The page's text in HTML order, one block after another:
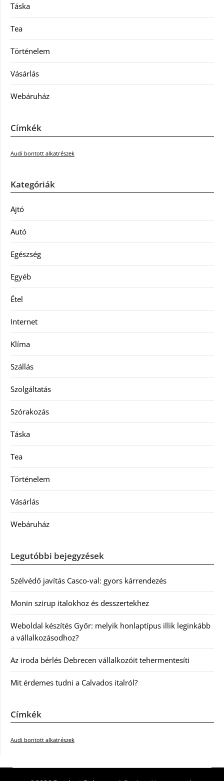
Táska
Tea
Történelem
Vásárlás
Webáruház
Címkék
Audi bontott alkatrészek
Kategóriák
Ajtó
Autó
Egészség
Egyéb
Étel
Internet
Klíma
Szállás
Szolgáltatás
Szórakozás
Táska
Tea
Történelem
Vásárlás
Webáruház
Legutóbbi bejegyzések
Szélvédő javítás Casco-val: gyors kárrendezés
Monin szirup italokhoz és desszertekhez
Weboldal készítés Győr: melyik honlaptípus illik leginkább
a vállalkozásodhoz?
Az iroda bérlés Debrecen vállalkozóit tehermentesíti
Mit érdemes tudni a Calvados italról?
Címkék
Audi bontott alkatrészek